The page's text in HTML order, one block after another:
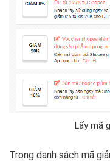
Lấy mã
Trong danh sách mã